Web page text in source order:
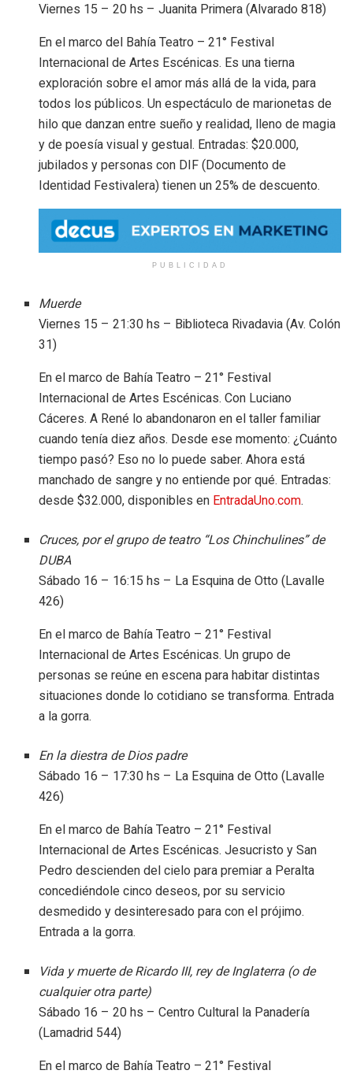
Viernes 15 – 20 hs – Juanita Primera (Alvarado 818)
En el marco del Bahía Teatro – 21° Festival
Internacional de Artes Escénicas. Es una tierna
exploración sobre el amor más allá de la vida, para
todos los públicos. Un espectáculo de marionetas de
hilo que danzan entre sueño y realidad, lleno de magia
y de poesía visual y gestual. Entradas: $20.000,
jubilados y personas con DIF (Documento de
Identidad Festivalera) tienen un 25% de descuento.
PUBLICIDAD
Muerde
Viernes 15 – 21:30 hs – Biblioteca Rivadavia (Av. Colón
31)
En el marco de Bahía Teatro – 21° Festival
Internacional de Artes Escénicas. Con Luciano
Cáceres. A René lo abandonaron en el taller familiar
cuando tenía diez años. Desde ese momento: ¿Cuánto
tiempo pasó? Eso no lo puede saber. Ahora está
manchado de sangre y no entiende por qué. Entradas:
desde $32.000, disponibles en EntradaUno.com.
Cruces, por el grupo de teatro “Los Chinchulines” de
DUBA
Sábado 16 – 16:15 hs – La Esquina de Otto (Lavalle
426)
En el marco de Bahía Teatro – 21° Festival
Internacional de Artes Escénicas. Un grupo de
personas se reúne en escena para habitar distintas
situaciones donde lo cotidiano se transforma. Entrada
a la gorra.
En la diestra de Dios padre
Sábado 16 – 17:30 hs – La Esquina de Otto (Lavalle
426)
En el marco de Bahía Teatro – 21° Festival
Internacional de Artes Escénicas. Jesucristo y San
Pedro descienden del cielo para premiar a Peralta
concediéndole cinco deseos, por su servicio
desmedido y desinteresado para con el prójimo.
Entrada a la gorra.
Vida y muerte de Ricardo III, rey de Inglaterra (o de
cualquier otra parte)
Sábado 16 – 20 hs – Centro Cultural la Panadería
(Lamadrid 544)
En el marco de Bahía Teatro – 21° Festival